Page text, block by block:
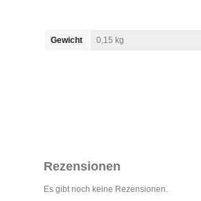
Gewicht 0,15 kg
Rezensionen
Es gibt noch keine Rezensionen.